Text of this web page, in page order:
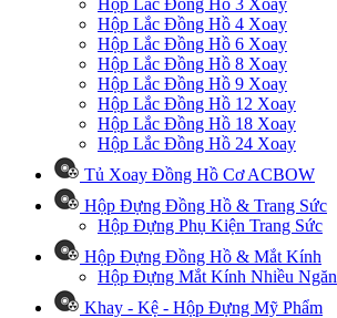
Hộp Lắc Đồng Hồ 4 Xoay
Hộp Lắc Đồng Hồ 6 Xoay
Hộp Lắc Đồng Hồ 8 Xoay
Hộp Lắc Đồng Hồ 9 Xoay
Hộp Lắc Đồng Hồ 12 Xoay
Hộp Lắc Đồng Hồ 18 Xoay
Hộp Lắc Đồng Hồ 24 Xoay
Tủ Xoay Đồng Hồ Cơ ACBOW
Hộp Đựng Đồng Hồ & Trang Sức
Hộp Đựng Phụ Kiện Trang Sức
Hộp Đựng Đồng Hồ & Mắt Kính
Hộp Đựng Mắt Kính Nhiều Ngăn
Khay - Kệ - Hộp Đựng Mỹ Phẩm